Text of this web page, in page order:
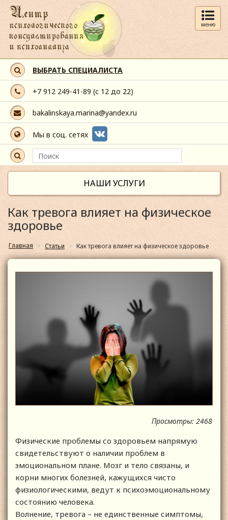
меню
ВЫБРАТЬ СПЕЦИАЛИСТА
+7 912 249-41-89 (с 12 до 22)
bakalinskaya.marina@yandex.ru
Мы в соц. сетях
НАШИ УСЛУГИ
Как тревога влияет на физическое
здоровье
Главная Статьи Как тревога влияет на физическое здоровье
Просмотры: 2468
Физические проблемы со здоровьем напрямую
свидетельствуют о наличии проблем в
эмоциональном плане. Мозг и тело связаны, и
корни многих болезней, кажущихся чисто
физиологическими, ведут к психоэмоциональному
состоянию человека.
Волнение, тревога – не единственные симптомы,